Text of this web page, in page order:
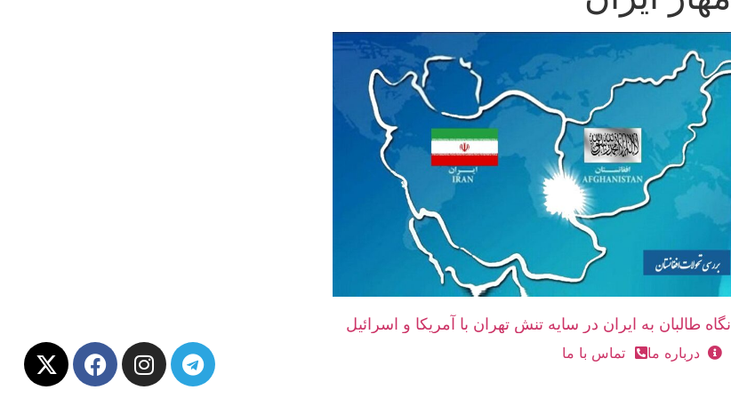
نگاه طالبان به ایران در سایه تنش تهران با آمریکا و اسرائیل
درباره ما تماس با ما